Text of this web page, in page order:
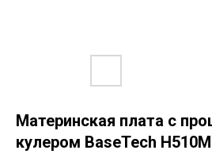
Материнская плата с
кулером BaseTech